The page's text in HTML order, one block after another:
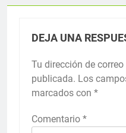
DEJA UNA
Tu dirección de
publicada. Los
marcados con *
Comentario *